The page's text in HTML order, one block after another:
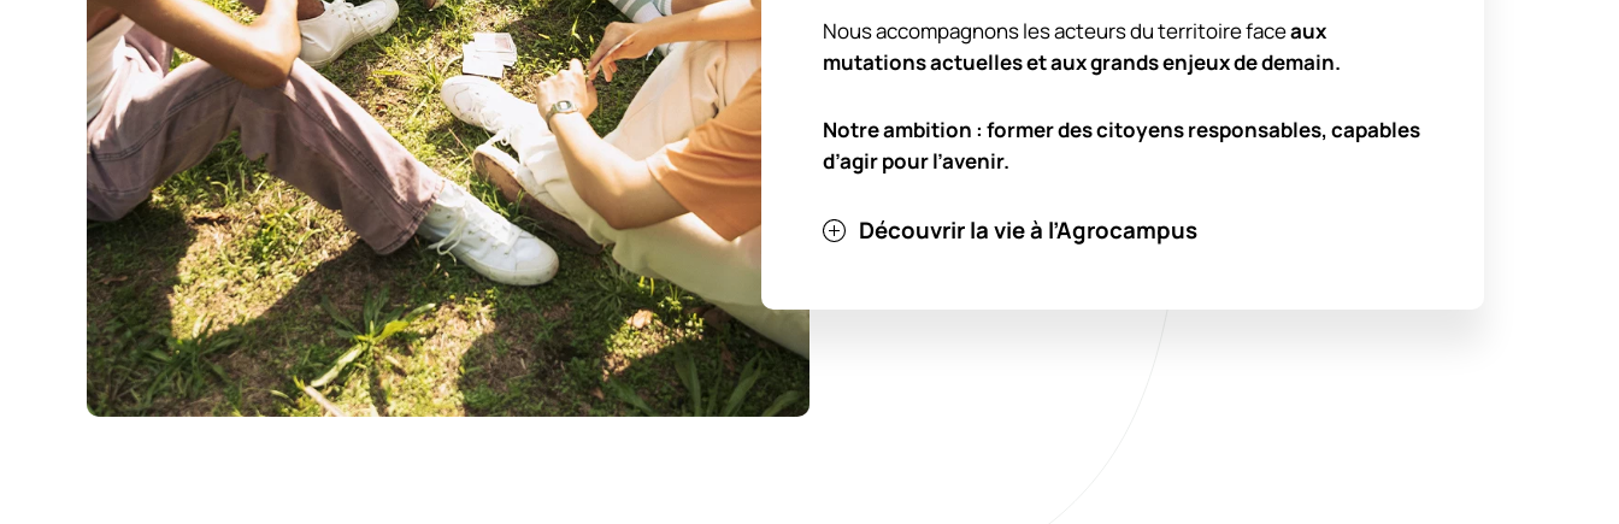
Nous accompagnons les acteurs du territoire faceaux
mutations actuelles et aux grands enjeux de demain.
Notre ambition : former des citoyens responsables, capables
d’agir pour l’avenir.
Découvrir la vie à l’Agrocampus